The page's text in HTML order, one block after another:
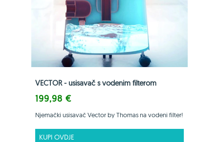
VECTOR - usisavač s vodenim filterom
199,98 €
Njemački usisavač Vector by Thomas na vodeni filter!
KUPI OVDJE